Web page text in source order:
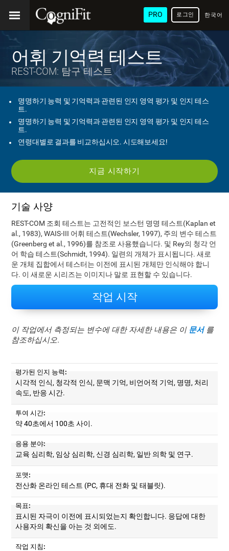
PRO 한국어
語
로그인
어휘 기억력 테스트
REST-COM: 탐구 테스트
명명하기 능력 및 기억력과 관련된 인지 영역 평가 및 인지 테스
트.
명명하기 능력 및 기억력과 관련된 인지 영역 평가 및 인지 테스
트.
연령대별로 결과를 비교하십시오. 시도해보세요!
지금 시작하기
기술 사양
REST-COM 조회 테스트는 고전적인 보스턴 명명 테스트(Kaplan et
al., 1983), WAIS-III 어휘 테스트(Wechsler, 1997), 주의 변수 테스트
(Greenberg et al., 1996)를 참조로 사용했습니다. 및 Rey의 청각 언
어 학습 테스트(Schmidt, 1994). 일련의 개체가 표시됩니다. 새로
운 개체 집합에서 테스터는 이전에 표시된 개체만 인식해야 합니
다. 이 새로운 시리즈는 이미지나 말로 표현할 수 있습니다.
작업 시작
이 작업에서 측정되는 변수에 대한 자세한 내용은 이 문서를
참조하십시오.
평가된 인지 능력:
시각적 인식, 청각적 인식, 문맥 기억, 비언어적 기억, 명명, 처리
속도, 반응 시간.
투여 시간:
약 40초에서 100초 사이.
응용 분야:
교육 심리학, 임상 심리학, 신경 심리학, 일반 의학 및 연구.
포맷:
전산화 온라인 테스트 (PC, 휴대 전화 및 태블릿).
목표:
표시된 자극이 이전에 표시되었는지 확인합니다. 응답에 대한
사용자의 확신을 아는 것 외에도.
작업 지침: